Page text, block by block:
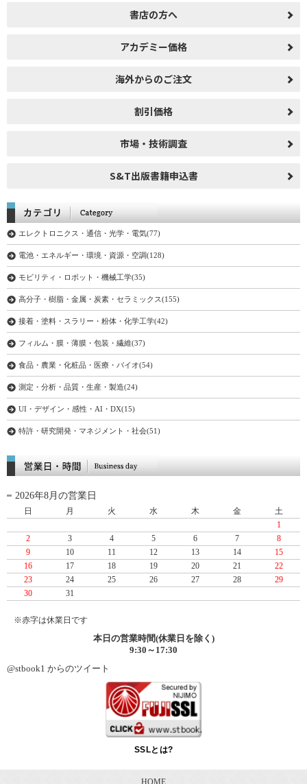
書店の方へ
アカデミー価格
海外からのご注文
割引価格
市場・技術調査
S&T出版書籍申込書
エレクトロニクス・通信・光学・電気(77)
電池・エネルギー・環境・資源・空調(128)
モビリティ・ロボット・機械工学(35)
高分子・樹脂・金属・炭素・セラミックス(155)
接着・塗料・スラリー・粉体・化学工学(42)
フィルム・膜・薄膜・包装・繊維(37)
食品・農業・化粧品・医療・バイオ(54)
測定・分析・品質・生産・製造(24)
UI・デザイン・感性・AI・DX(15)
特許・研究開発・マネジメント・社会(51)
2026年8月の営業日
日 月 火 水 木 金
土
1
2
3 4 5 6 7
8
9
10 11 12 13 14
15
16
17 18 19 20 21
22
23
24 25 26 27 28
29
30
31
※赤字は休業日です
本日の営業時間(休業日を除く)
9:30～17:30
@stbook1 からのツイート
SSLとは?
HOME